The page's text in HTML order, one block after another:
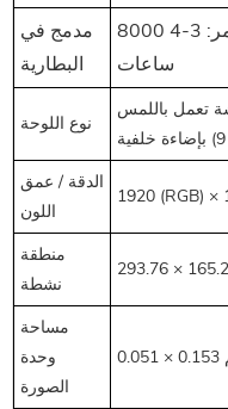
مدمج في
البطارية
8000 مللي أمبير وقت الاستخدام المستمر: 3-4
ساعات
نوع اللوحة
تعمل باللمس
الدقة / عمق
اللون
منطقة
نشطة
مساحة
وحدة
الصورة